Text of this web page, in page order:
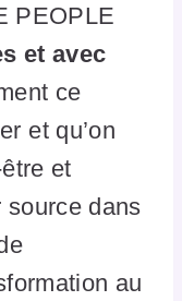
PEOPLE
et avec
ce
et qu’on
et
source dans
au